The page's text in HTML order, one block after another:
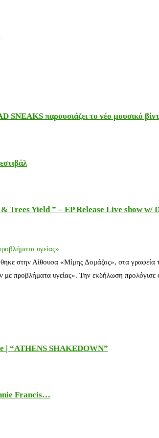
παρουσιάζει το νέο μουσικό
Trees Yield ” – EP Release Live show
υγείας»
στην Αίθουσα «Μίμης Δομάζος», στα
προβλήματα υγείας». Την εκδήλωση
| “ATHENS SHAKEDOWN”
Francis…